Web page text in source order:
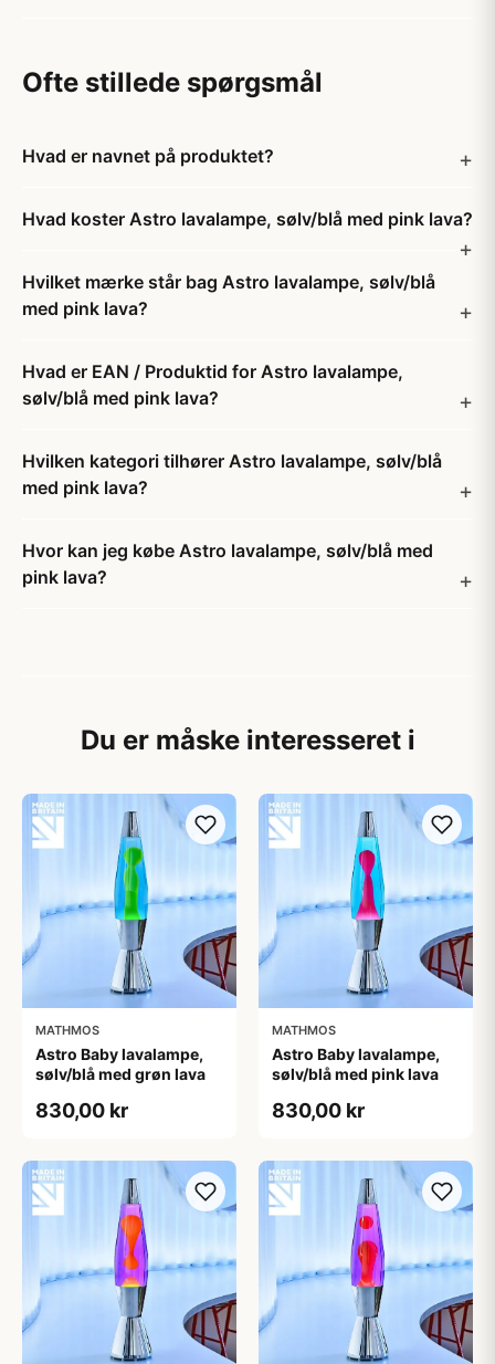
Ofte stillede spørgsmål
Hvad er navnet på produktet?
Hvad koster Astro lavalampe, sølv/blå med pink lava?
Hvilket mærke står bag Astro lavalampe, sølv/blå
med pink lava?
Hvad er EAN / Produktid for Astro lavalampe,
sølv/blå med pink lava?
Hvilken kategori tilhører Astro lavalampe, sølv/blå
med pink lava?
Hvor kan jeg købe Astro lavalampe, sølv/blå med
pink lava?
Du er måske interesseret i
MATHMOS
Astro Baby lavalampe,
sølv/blå med grøn lava
830,00 kr
MATHMOS
Astro Baby lavalampe,
sølv/blå med pink lava
830,00 kr